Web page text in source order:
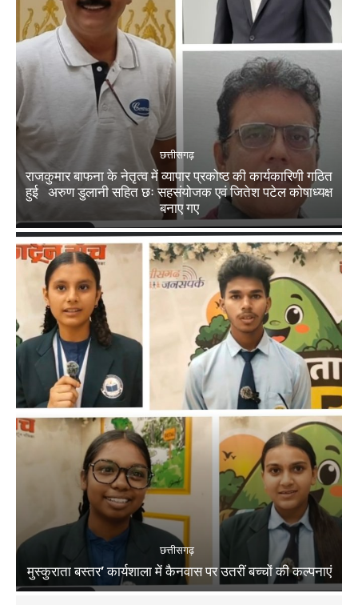
छत्तीसगढ़
राजकुमार बाफना के नेतृत्व में व्यापार प्रकोष्ठ की कार्यकारिणी गठित
हुई अरुण डुलानी सहित छः सहसंयोजक एवं जितेश पटेल कोषाध्यक्ष
बनाए गए
छत्तीसगढ़
मुस्कुराता बस्तर’ कार्यशाला में कैनवास पर उतरीं बच्चों की कल्पनाएं